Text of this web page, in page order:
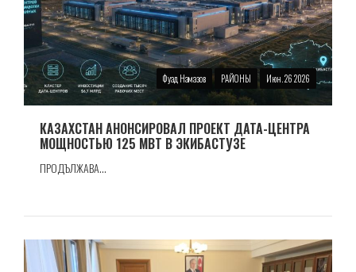
Фуад Намазов РАЙОНЫ Июн. 26 2026
КАЗАХСТАН АНОНСИРОВАЛ ПРОЕКТ ДАТА-ЦЕНТРА
МОЩНОСТЬЮ 125 МВТ В ЭКИБАСТУЗЕ
ПРОДЪЛЖАВА...